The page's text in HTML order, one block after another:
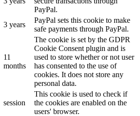
PayPal.
3 years
PayPal sets this cookie to make
safe payments through PayPal.
11
months
The cookie is set by the GDPR
Cookie Consent plugin and is
used to store whether or not user
has consented to the use of
cookies. It does not store any
personal data.
session
This cookie is used to check if
the cookies are enabled on the
users' browser.